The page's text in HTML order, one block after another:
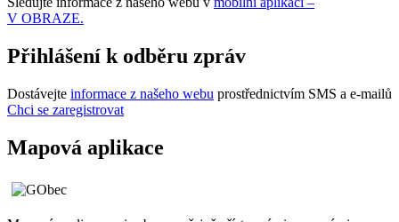
V OBRAZE.
Přihlášení k odběru zpráv
Dostávejte informace z našeho webu prostřednictvím SMS a e-mailů
Chci se zaregistrovat
Mapová aplikace